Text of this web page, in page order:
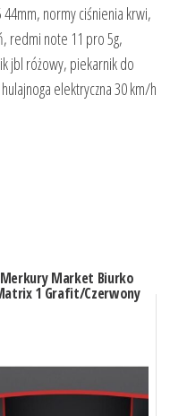
normy ciśnienia krwi,
redmi note 11 pro 5g,
jbl różowy, piekarnik do
elektryczna 30 km/h
Merkury Market Biurko
1 Grafit/Czerwony